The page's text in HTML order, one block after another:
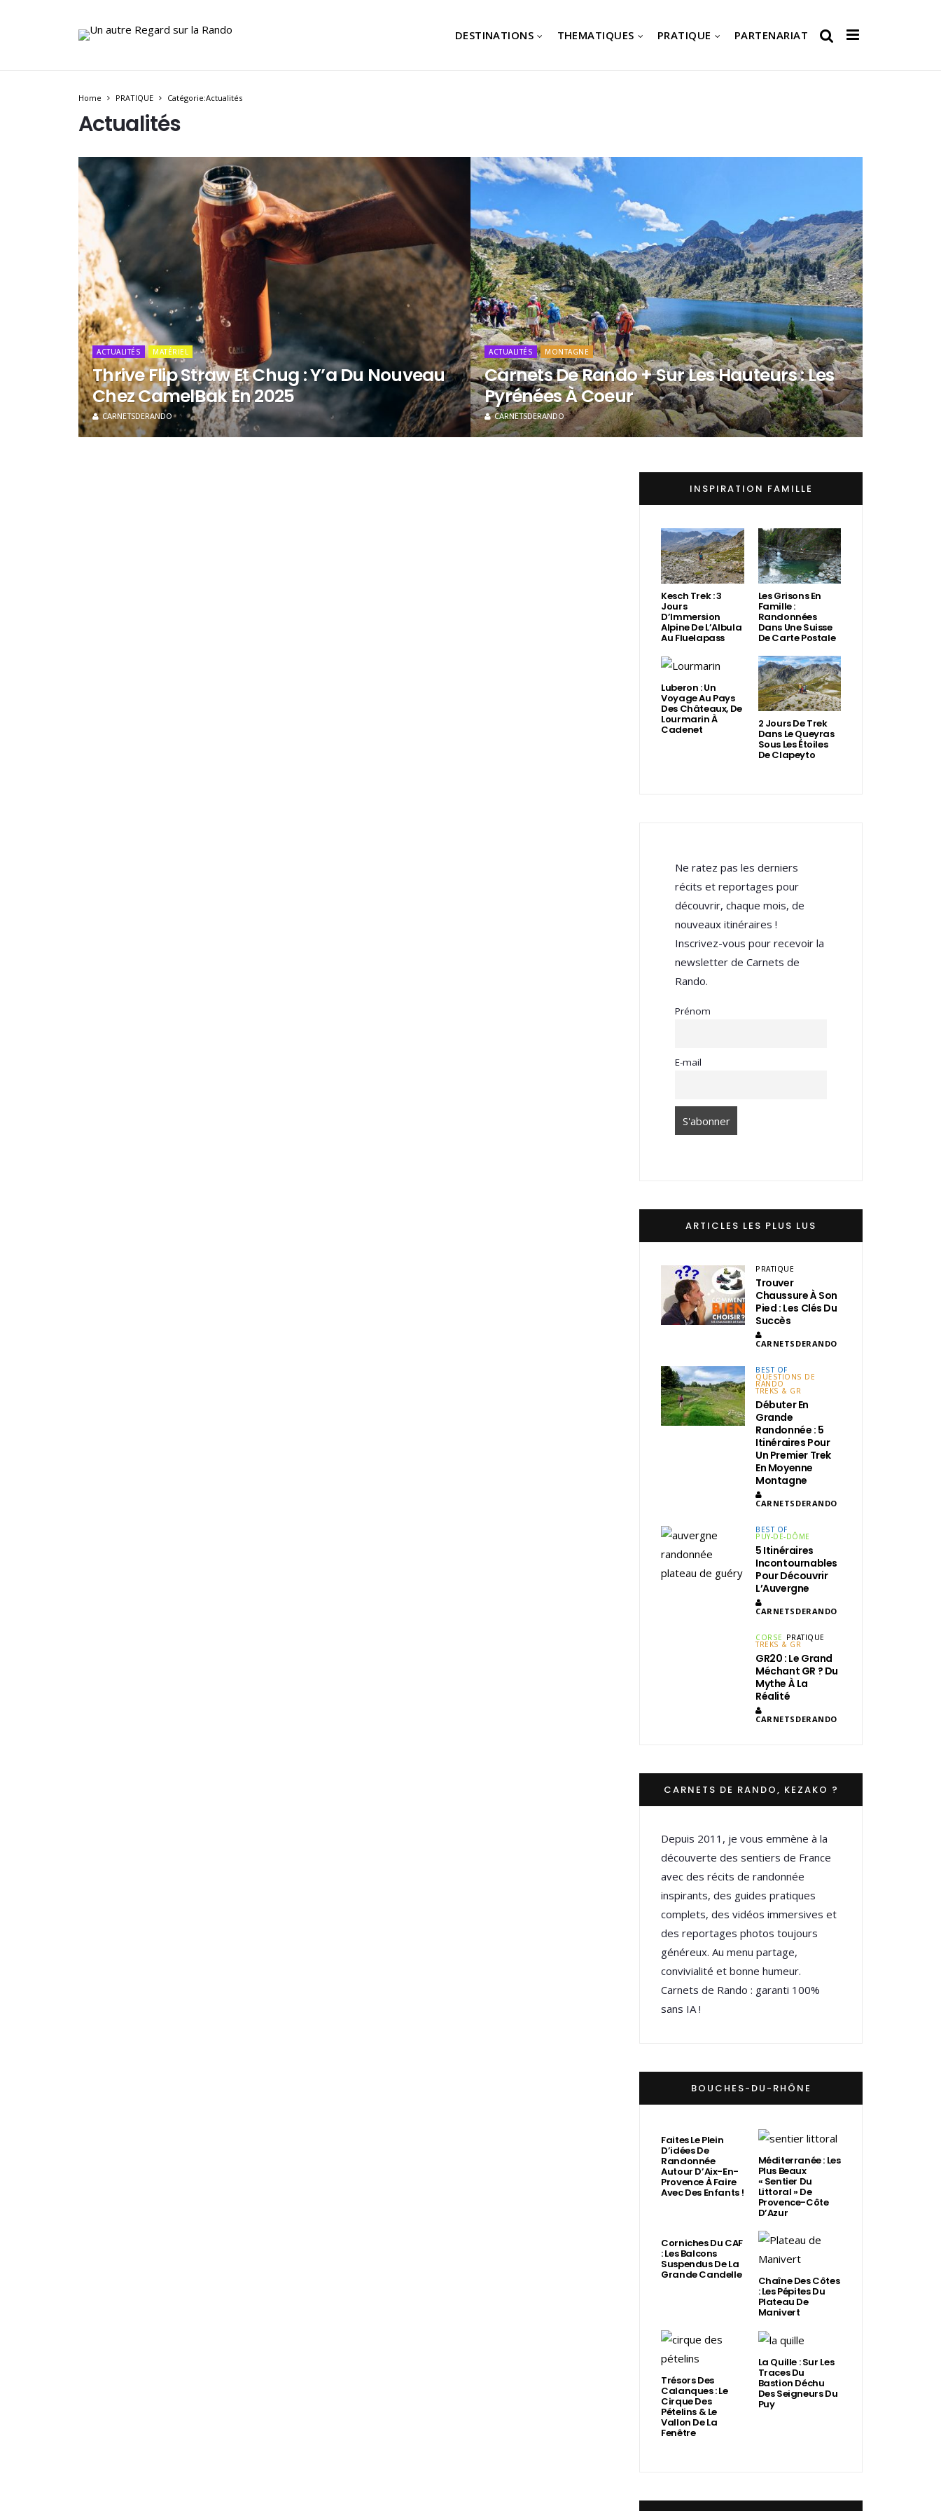
DESTINATIONS THEMATIQUES PRATIQUE PARTENARIAT
Home PRATIQUE Catégorie:Actualités
Actualités
ACTUALITÉS MATÉRIEL
Thrive Flip Straw Et Chug : Y’a Du Nouveau
Chez CamelBak En 2025
CARNETSDERANDO
ACTUALITÉS MONTAGNE
Carnets De Rando + Sur Les Hauteurs : Les
Pyrénées À Coeur
CARNETSDERANDO
INSPIRATION FAMILLE
Kesch Trek : 3
Jours
D’Immersion
Alpine De L’Albula
Au Fluelapass
Les Grisons En
Famille :
Randonnées
Dans Une Suisse
De Carte Postale
Luberon : Un
Voyage Au Pays
Des Châteaux, De
Lourmarin À
Cadenet
2 Jours De Trek
Dans Le Queyras
Sous Les Étoiles
De Clapeyto
Ne ratez pas les derniers
récits et reportages pour
découvrir, chaque mois, de
nouveaux itinéraires !
Inscrivez-vous pour recevoir la
newsletter de Carnets de
Rando.
Prénom
E-mail
ARTICLES LES PLUS LUS
PRATIQUE
Trouver
Chaussure À Son
Pied : Les Clés Du
Succès
CARNETSDERANDO
BEST OF
QUESTIONS DE
RANDO
TREKS & GR
Débuter En
Grande
Randonnée : 5
Itinéraires Pour
Un Premier Trek
En Moyenne
Montagne
CARNETSDERANDO
BEST OF
PUY-DE-DÔME
5 Itinéraires
Incontournables
Pour Découvrir
L’Auvergne
CARNETSDERANDO
CORSE PRATIQUE
TREKS & GR
GR20 : Le Grand
Méchant GR ? Du
Mythe À La
Réalité
CARNETSDERANDO
CARNETS DE RANDO, KEZAKO ?
Depuis 2011, je vous emmène à la
découverte des sentiers de France
avec des récits de randonnée
inspirants, des guides pratiques
complets, des vidéos immersives et
des reportages photos toujours
généreux. Au menu partage,
convivialité et bonne humeur.
Carnets de Rando : garanti 100%
sans IA !
BOUCHES-DU-RHÔNE
Faites Le Plein
D’idées De
Randonnée
Autour D’Aix-En-
Provence À Faire
Avec Des Enfants !
Méditerranée : Les
Plus Beaux
« Sentier Du
Littoral » De
Provence-Côte
D’Azur
Corniches Du CAF
: Les Balcons
Suspendus De La
Grande Candelle Chaîne Des Côtes
: Les Pépites Du
Plateau De
Manivert
Trésors Des
Calanques : Le
Cirque Des
Pételins & Le
Vallon De La
Fenêtre
La Quille : Sur Les
Traces Du
Bastion Déchu
Des Seigneurs Du
Puy